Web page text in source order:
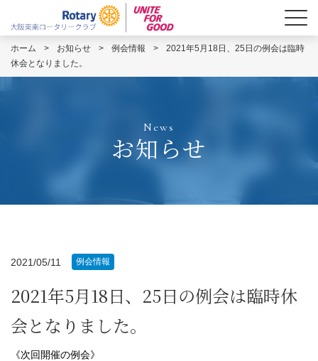
ホーム > お知らせ > 例会情報 >
2021年5月18日、25日の例会は臨時
休会となりました。
News
お知らせ
2021/05/11 例会情報
2021年5月18日、25日の例会は臨時休
会となりました。
《次回開催の例会》